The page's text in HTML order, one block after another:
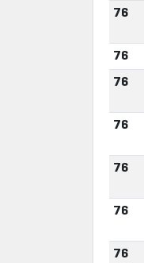
76
76
76
76
76
76
76